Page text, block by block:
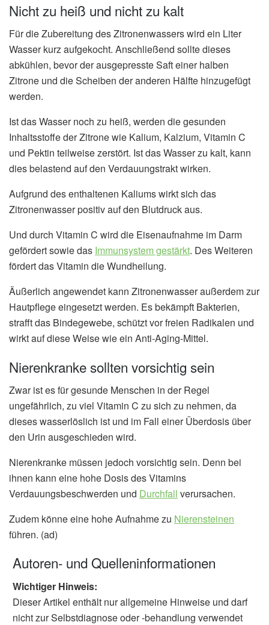
Nicht zu heiß und nicht zu kalt
Für die Zubereitung des Zitronenwassers wird ein Liter
Wasser kurz aufgekocht. Anschließend sollte dieses
abkühlen, bevor der ausgepresste Saft einer halben
Zitrone und die Scheiben der anderen Hälfte hinzugefügt
werden.
Ist das Wasser noch zu heiß, werden die gesunden
Inhaltsstoffe der Zitrone wie Kalium, Kalzium, Vitamin C
und Pektin teilweise zerstört. Ist das Wasser zu kalt, kann
dies belastend auf den Verdauungstrakt wirken.
Aufgrund des enthaltenen Kaliums wirkt sich das
Zitronenwasser positiv auf den Blutdruck aus.
Und durch Vitamin C wird die Eisenaufnahme im Darm
gefördert sowie das Immunsystem gestärkt. Des Weiteren
fördert das Vitamin die Wundheilung.
Äußerlich angewendet kann Zitronenwasser außerdem zur
Hautpflege eingesetzt werden. Es bekämpft Bakterien,
strafft das Bindegewebe, schützt vor freien Radikalen und
wirkt auf diese Weise wie ein Anti-Aging-Mittel.
Nierenkranke sollten vorsichtig sein
Zwar ist es für gesunde Menschen in der Regel
ungefährlich, zu viel Vitamin C zu sich zu nehmen, da
dieses wasserlöslich ist und im Fall einer Überdosis über
den Urin ausgeschieden wird.
Nierenkranke müssen jedoch vorsichtig sein. Denn bei
ihnen kann eine hohe Dosis des Vitamins
Verdauungsbeschwerden und Durchfall verursachen.
Zudem könne eine hohe Aufnahme zu Nierensteinen
führen. (ad)
Autoren- und Quelleninformationen
Wichtiger Hinweis:
Dieser Artikel enthält nur allgemeine Hinweise und darf
nicht zur Selbstdiagnose oder -behandlung verwendet